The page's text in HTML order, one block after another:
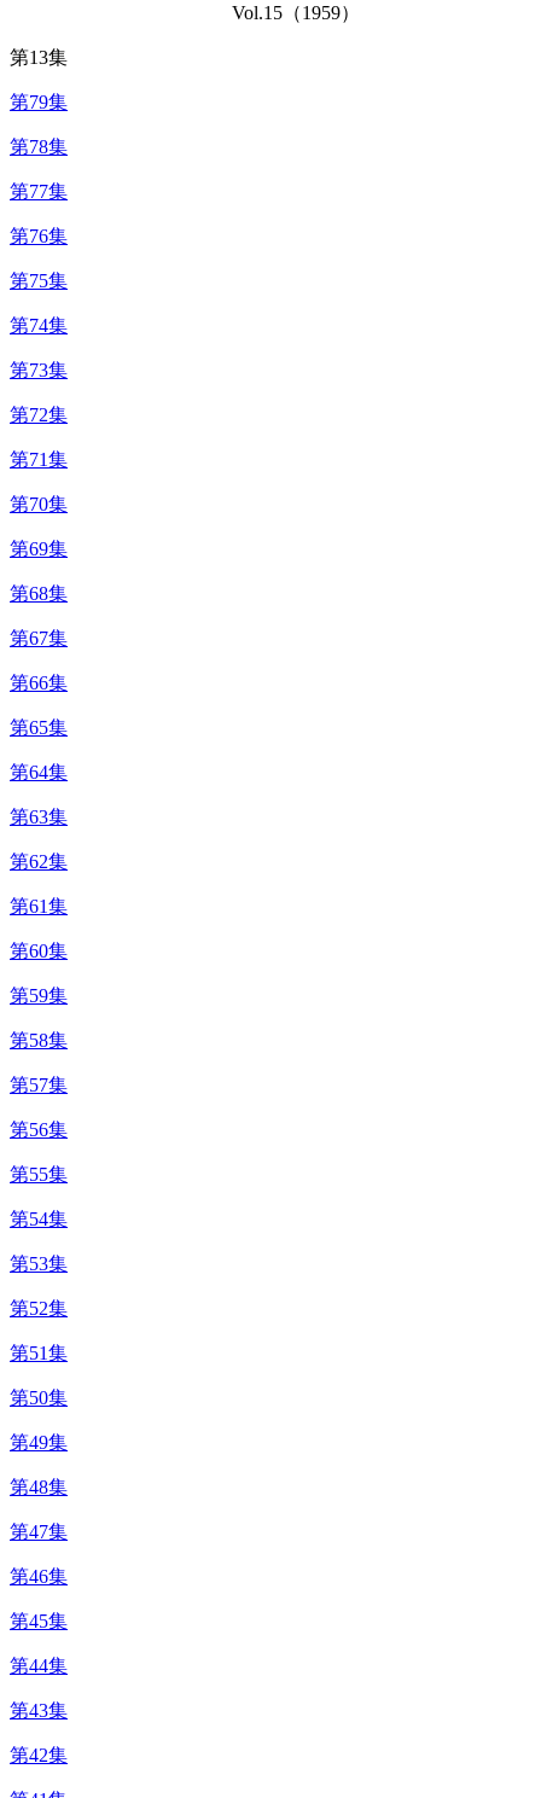
Vol.15（1959）
第13集
第79集
第78集
第77集
第76集
第75集
第74集
第73集
第72集
第71集
第70集
第69集
第68集
第67集
第66集
第65集
第64集
第63集
第62集
第61集
第60集
第59集
第58集
第57集
第56集
第55集
第54集
第53集
第52集
第51集
第50集
第49集
第48集
第47集
第46集
第45集
第44集
第43集
第42集